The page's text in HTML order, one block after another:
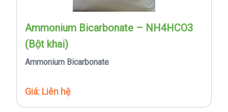
Ammonium Bicarbonate – NH4HCO3
(Bột khai)
Ammonium Bicarbonate
Giá: Liên hệ